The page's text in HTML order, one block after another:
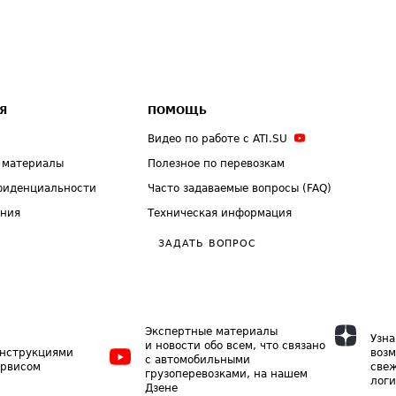
ПОМОЩЬ
Видео по работе с ATI.SU
Полезное по перевозкам
Часто задаваемые вопросы (FAQ)
Техническая информация
ЗАДАТЬ ВОПРОС
Экспертные материалы
и новости обо всем, что связано
с автомобильными
грузоперевозками, на нашем
Дзене